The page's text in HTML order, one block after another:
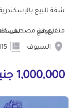
شقة للبيع
متفرع من مصطفى كامل 115م 3 غرف
الموقع
السيوف
1,000,000 جنيه